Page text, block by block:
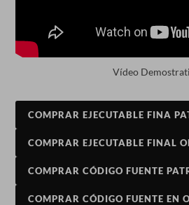
Vídeo
COMPRAR EJECUTABLE FINA
COMPRAR EJECUTABLE FINAL
COMPRAR CÓDIGO FUENTE
COMPRAR CÓDIGO FUENTE EN